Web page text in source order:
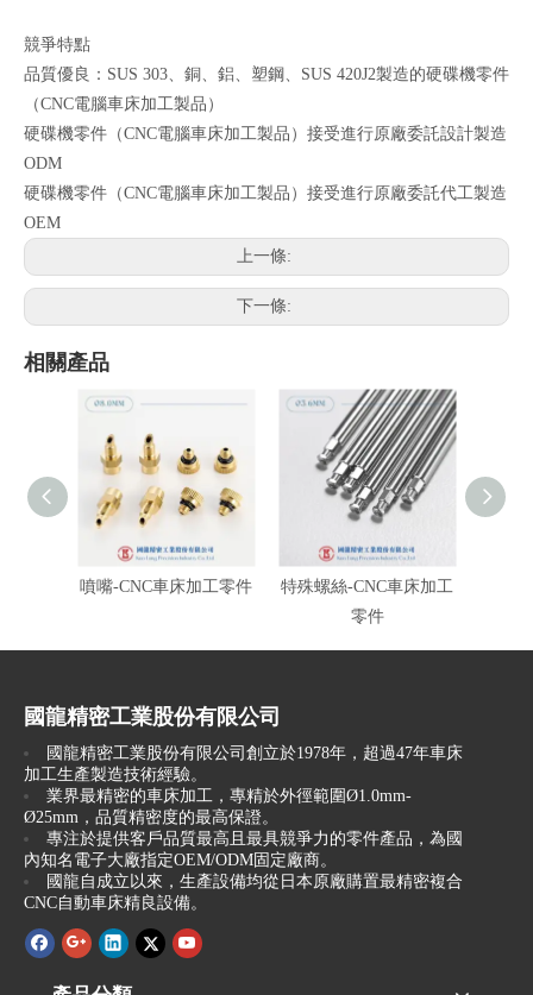
競爭特點
品質優良：SUS 303、銅、鋁、塑鋼、SUS 420J2製造的硬碟機零件
（CNC電腦車床加工製品）
硬碟機零件（CNC電腦車床加工製品）接受進行原廠委託設計製造
ODM
硬碟機零件（CNC電腦車床加工製品）接受進行原廠委託代工製造
OEM
上一條:
下一條:
相關產品
噴嘴-CNC車床加工零件
特殊螺絲-CNC車床加工
零件
國龍精密工業股份有限公司
國龍精密工業股份有限公司創立於1978年，超過47年車床
加工生產製造技術經驗。
業界最精密的車床加工，專精於外徑範圍Ø1.0mm-
Ø25mm，品質精密度的最高保證。
專注於提供客戶品質最高且最具競爭力的零件產品，為國
內知名電子大廠指定OEM/ODM固定廠商。
國龍自成立以來，生產設備均從日本原廠購置最精密複合
CNC自動車床精良設備。